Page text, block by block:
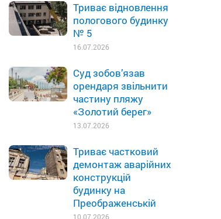
Триває відновлення
пологового будинку
№ 5
16.07.2026
Суд зобов’язав
орендаря звільнити
частину пляжу
«Золотий берег»
13.07.2026
Триває частковий
демонтаж аварійних
конструкцій
будинку на
Преображенській
10.07.2026